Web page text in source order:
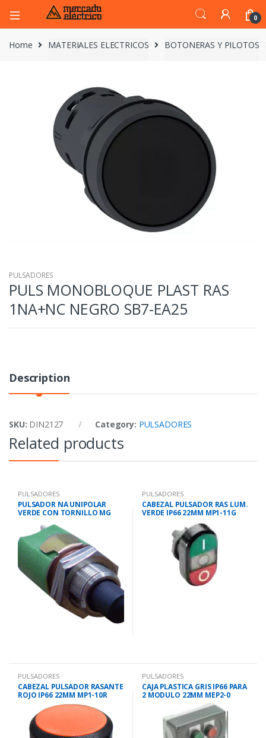
0
Home MATERIALES ELECTRICOS BOTONERAS Y PILOTOS
PULSADORES
PULS MONOBLOQUE PLAST RAS
1NA+NC NEGRO SB7-EA25
Description
SKU: DIN2127 Category: PULSADORES
Related products
PULSADORES
PULSADOR NA UNIPOLAR
VERDE CON TORNILLO MG
PULSADORES
CABEZAL PULSADOR RAS LUM.
VERDE IP66 22MM MP1-11G
PULSADORES
CABEZAL PULSADOR RASANTE
ROJO IP66 22MM MP1-10R
PULSADORES
CAJA PLASTICA GRIS IP66 PARA
2 MODULO 22MM MEP2-0